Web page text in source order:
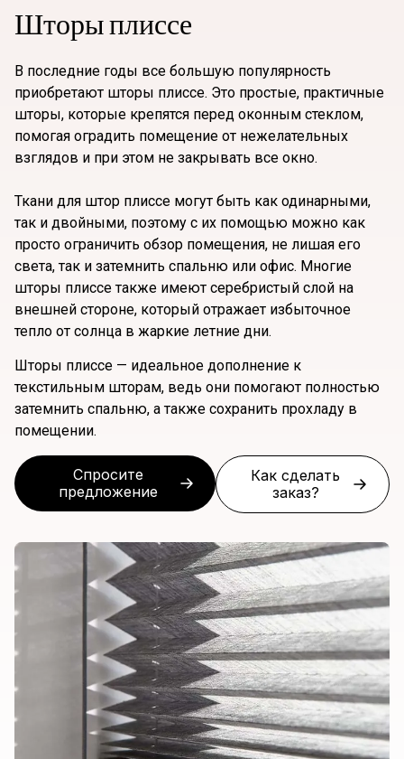
Шторы плиссе
В последние годы все большую популярность
приобретают шторы плиссе. Это простые, практичные
шторы, которые крепятся перед оконным стеклом,
помогая оградить помещение от нежелательных
взглядов и при этом не закрывать все окно.
Ткани для штор плиссе могут быть как одинарными,
так и двойными, поэтому с их помощью можно как
просто ограничить обзор помещения, не лишая его
света, так и затемнить спальню или офис. Многие
шторы плиссе также имеют серебристый слой на
внешней стороне, который отражает избыточное
тепло от солнца в жаркие летние дни.
Шторы плиссе — идеальное дополнение к
текстильным шторам, ведь они помогают полностью
затемнить спальню, а также сохранить прохладу в
помещении.
Спросите
предложение
Как сделать
заказ?